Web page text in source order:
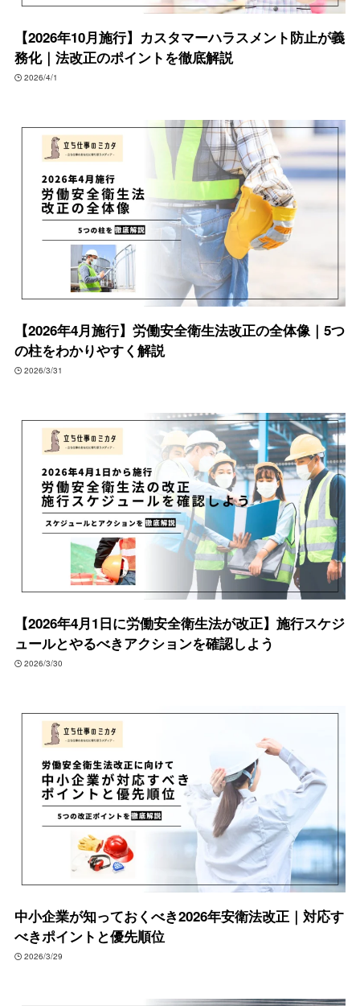
【2026年10月施行】カスタマーハラスメント防止が義
務化｜法改正のポイントを徹底解説
2026/4/1
【2026年4月施行】労働安全衛生法改正の全体像｜5つ
の柱をわかりやすく解説
2026/3/31
【2026年4月1日に労働安全衛生法が改正】施行スケジ
ュールとやるべきアクションを確認しよう
2026/3/30
中小企業が知っておくべき2026年安衛法改正｜対応す
べきポイントと優先順位
2026/3/29